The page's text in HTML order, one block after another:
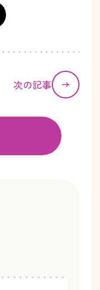
次の記事